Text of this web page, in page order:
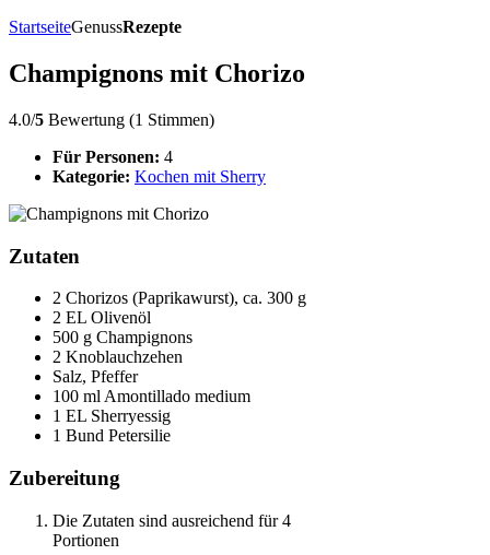
StartseiteGenussRezepte
Champignons mit Chorizo
4.0/5 Bewertung (1 Stimmen)
Für Personen: 4
Kategorie: Kochen mit Sherry
Zutaten
2 Chorizos (Paprikawurst), ca. 300 g
2 EL Olivenöl
500 g Champignons
2 Knoblauchzehen
Salz, Pfeffer
100 ml Amontillado medium
1 EL Sherryessig
1 Bund Petersilie
Zubereitung
Die Zutaten sind ausreichend für 4
Portionen